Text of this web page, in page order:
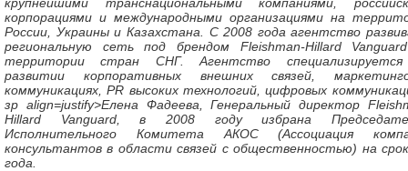
корпорациями и международными организациями на
России, Украины и Казахстана. С 2008 года агентство
региональную сеть под брендом Fleishman-Hillard
территории стран СНГ. Агентство
развитии корпоративных внешних связей,
коммуникациях, PR высоких технологий, цифровых
зp align=justify>Елена Фадеева, Генеральный директор
Hillard Vanguard, в 2008 году избрана
Исполнительного Комитета АКОС (Ассоциация
консультантов в области связей с общественностью) на
года.